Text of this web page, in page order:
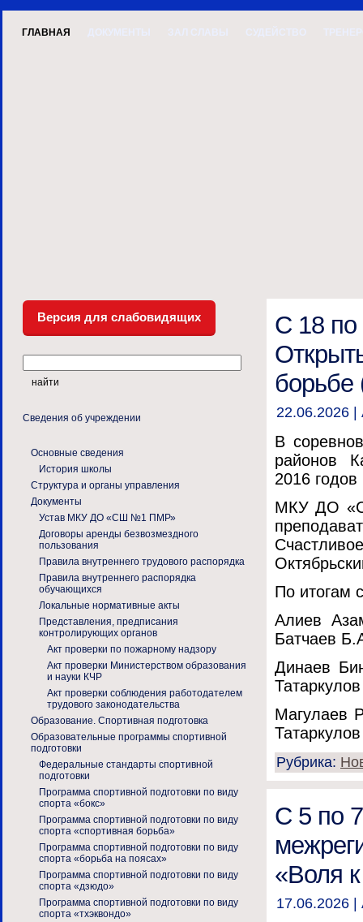
ГЛАВНАЯ ДОКУМЕНТЫ ЗАЛ СЛАВЫ СУДЕЙСТВО
Версия для слабовидящих
Сведения об учреждении
Основные сведения
История школы
Структура и органы управления
Документы
Устав МКУ ДО «СШ №1 ПМР»
Договоры аренды безвозмездного
пользования
Правила внутреннего трудового распорядка
Правила внутреннего распорядка
обучающихся
Локальные нормативные акты
Представления, предписания
контролирующих органов
Акт проверки по пожарному надзору
Акт проверки Министерством образования
и науки КЧР
Акт проверки соблюдения работодателем
трудового законодательства
Образование. Спортивная подготовка
Образовательные программы спортивной
подготовки
Федеральные стандарты спортивной
подготовки
Программа спортивной подготовки по виду
спорта «бокс»
Программа спортивной подготовки по виду
спорта «спортивная борьба»
Программа спортивной подготовки по виду
спорта «борьба на поясах»
Программа спортивной подготовки по виду
спорта «дзюдо»
Программа спортивной подготовки по виду
спорта «тхэквондо»
С 18 по
борьбе
22.06.2026 |
В
районов
2016
МКУ ДО
По итогам
Алиев
Батчаев
Динаев
Магулаев
Рубрика:
С 5 по
«Воля
17.06.2026 |